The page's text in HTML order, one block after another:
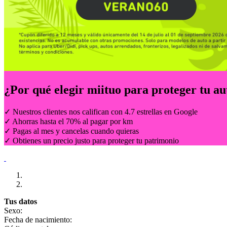
¿Por qué elegir miituo para proteger tu
✓ Nuestros clientes nos califican con 4.7 estrellas en Google
✓ Ahorras hasta el 70% al pagar por km
✓ Pagas al mes y cancelas cuando quieras
✓ Obtienes un precio justo para proteger tu patrimonio
Tus datos
Sexo:
Fecha de nacimiento: